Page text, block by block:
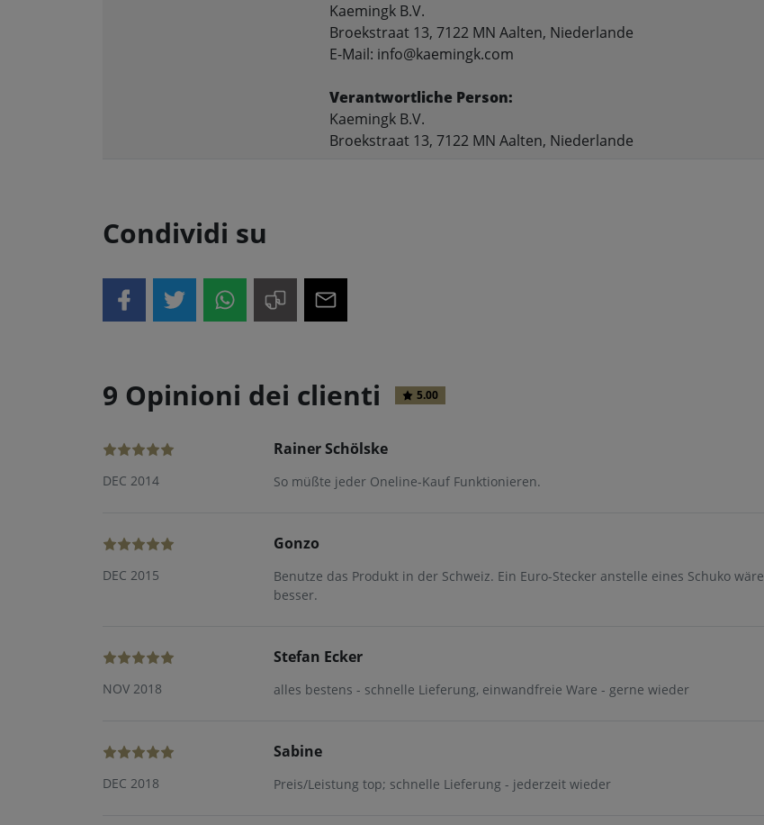
Kaemingk B.V.
Broekstraat 13, 7122 MN Aalten, Niederlande
E-Mail: info@kaemingk.com
Verantwortliche Person:
Kaemingk B.V.
Broekstraat 13, 7122 MN Aalten, Niederlande
Condividi su
9 Opinioni dei clienti 5.00
DEC 2014
Rainer Schölske
So müßte jeder Oneline-Kauf Funktionieren.
DEC 2015
Gonzo
Benutze das Produkt in der Schweiz. Ein Euro-Stecker anstelle eines Schuko wäre
besser.
NOV 2018
Stefan Ecker
alles bestens - schnelle Lieferung, einwandfreie Ware - gerne wieder
DEC 2018
Sabine
Preis/Leistung top; schnelle Lieferung - jederzeit wieder